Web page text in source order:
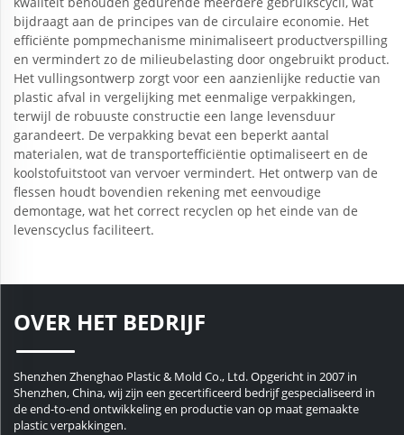
bijdraagt aan de principes van de circulaire economie. Het
efficiënte pompmechanisme minimaliseert productverspilling
en vermindert zo de milieubelasting door ongebruikt product.
Het vullingsontwerp zorgt voor een aanzienlijke reductie van
plastic afval in vergelijking met eenmalige verpakkingen,
terwijl de robuuste constructie een lange levensduur
garandeert. De verpakking bevat een beperkt aantal
materialen, wat de transportefficiëntie optimaliseert en de
koolstofuitstoot van vervoer vermindert. Het ontwerp van de
flessen houdt bovendien rekening met eenvoudige
demontage, wat het correct recyclen op het einde van de
levenscyclus faciliteert.
OVER HET BEDRIJF
Shenzhen Zhenghao Plastic & Mold Co., Ltd. Opgericht in 2007 in
Shenzhen, China, wij zijn een gecertificeerd bedrijf gespecialiseerd in
de end-to-end ontwikkeling en productie van op maat gemaakte
plastic verpakkingen.